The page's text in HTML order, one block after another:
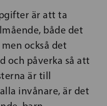
är att ta
både det
också det
och påverka så att
är till
invånare, är det